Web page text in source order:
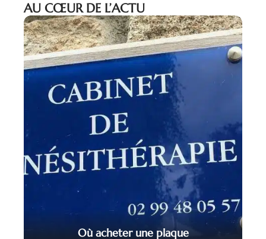
AU CŒUR DE L’ACTU
Où acheter une plaque